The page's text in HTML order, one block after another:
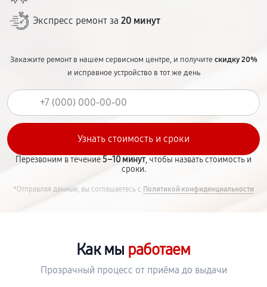
Экспресс ремонт за 20 минут
Закажите ремонт в нашем сервисном центре, и получитескидку 20%
и исправное устройство в тот же день
Перезвоним в течение5–10 минут, чтобы назвать стоимость и
сроки.
*Отправляя данные, вы соглашаетесь с Политикой конфиденциальности
Как мы работаем
Прозрачный процесс от приёма до выдачи